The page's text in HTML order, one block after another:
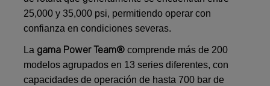
25,000 y 35,000 psi, permitiendo operar con
confianza en condiciones severas.
La gama Power Team®comprende más de 200
modelos agrupados en 13 series diferentes, con
capacidades de operación de hasta 700 bar de